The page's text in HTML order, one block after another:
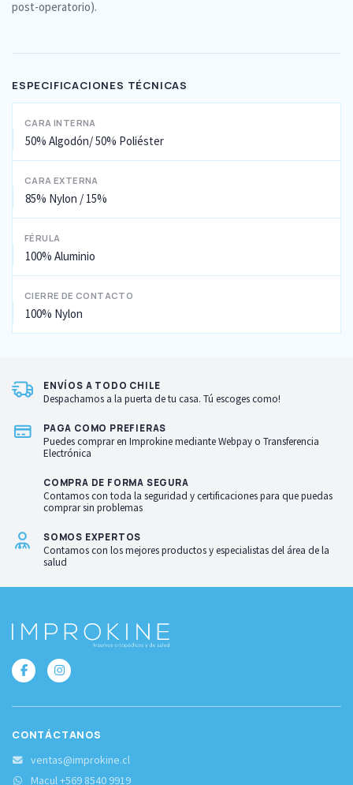
post-operatorio).
ESPECIFICACIONES TÉCNICAS
CARA INTERNA
50% Algodón/ 50% Poliéster
CARA EXTERNA
85% Nylon / 15%
FÉRULA
100% Aluminio
CIERRE DE CONTACTO
100% Nylon
ENVÍOS A TODO CHILE
Despachamos a la puerta de tu casa. Tú escoges como!
PAGA COMO PREFIERAS
Puedes comprar en Improkine mediante Webpay o Transferencia
Electrónica
COMPRA DE FORMA SEGURA
Contamos con toda la seguridad y certificaciones para que puedas
comprar sin problemas
SOMOS EXPERTOS
Contamos con los mejores productos y especialistas del área de la
salud
CONTÁCTANOS
ventas@improkine.cl
Macul +569 8540 9919